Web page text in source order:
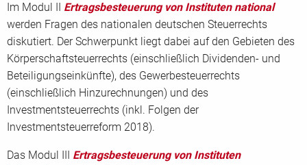
Im Modul II Ertragsbesteuerung von Instituten national
werden Fragen des nationalen deutschen Steuerrechts
diskutiert. Der Schwerpunkt liegt dabei auf den Gebieten des
Körperschaftsteuerrechts (einschließlich Dividenden- und
Beteiligungseinkünfte), des Gewerbesteuerrechts
(einschließlich Hinzurechnungen) und des
Investmentsteuerrechts (inkl. Folgen der
Investmentsteuerreform 2018).
Das Modul III Ertragsbesteuerung von Instituten